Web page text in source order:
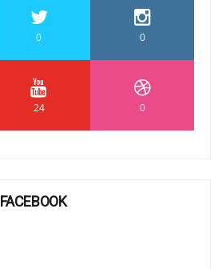
0 0
24 0
FACEBOOK